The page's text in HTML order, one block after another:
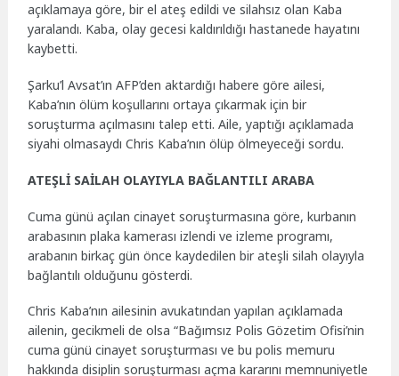
açıklamaya göre, bir el ateş edildi ve silahsız olan Kaba
yaralandı. Kaba, olay gecesi kaldırıldığı hastanede hayatını
kaybetti.
Şarku’l Avsat’ın AFP’den aktardığı habere göre ailesi,
Kaba’nın ölüm koşullarını ortaya çıkarmak için bir
soruşturma açılmasını talep etti. Aile, yaptığı açıklamada
siyahi olmasaydı Chris Kaba’nın ölüp ölmeyeceği sordu.
ATEŞLİ SAİLAH OLAYIYLA BAĞLANTILI ARABA
Cuma günü açılan cinayet soruşturmasına göre, kurbanın
arabasının plaka kamerası izlendi ve izleme programı,
arabanın birkaç gün önce kaydedilen bir ateşli silah olayıyla
bağlantılı olduğunu gösterdi.
Chris Kaba’nın ailesinin avukatından yapılan açıklamada
ailenin, gecikmeli de olsa “Bağımsız Polis Gözetim Ofisi’nin
cuma günü cinayet soruşturması ve bu polis memuru
hakkında disiplin soruşturması açma kararını memnuniyetle